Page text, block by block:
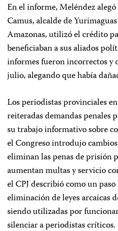
En el informe, Meléndez
Camus, alcalde de
Amazonas, utilizó el crédito
beneficiaban a sus aliados
informes fueron incorrectos y
julio, alegando que había
Los periodistas provinciales
reiteradas demandas penales
su trabajo informativo sobre
el Congreso introdujo
eliminan las penas de prisión
aumentan multas y servicio
el CPJ describió como un
eliminación de leyes arcaicas
siendo utilizadas por
silenciar a periodistas críticos.